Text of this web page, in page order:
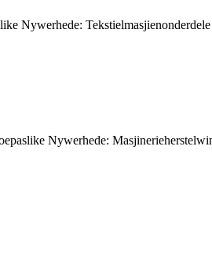
Nywerhede:
Nywerhede: